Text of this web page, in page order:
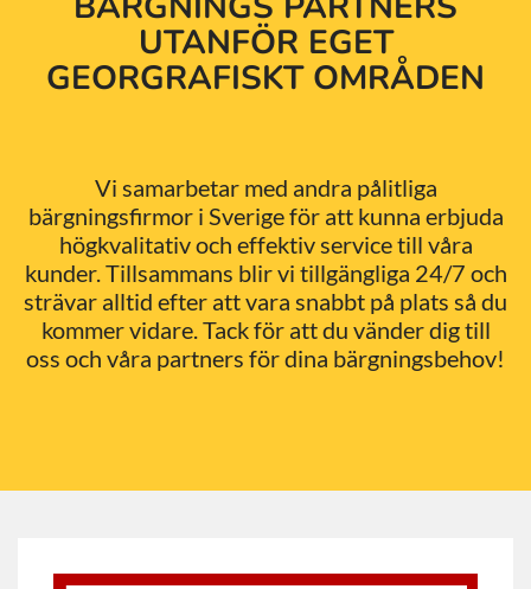
UTANFÖR EGET
GEORGRAFISKT OMRÅDEN
Vi samarbetar med andra pålitliga
bärgningsfirmor i Sverige för att kunna erbjuda
högkvalitativ och effektiv service till våra
kunder. Tillsammans blir vi tillgängliga 24/7 och
strävar alltid efter att vara snabbt på plats så du
kommer vidare. Tack för att du vänder dig till
oss och våra partners för dina bärgningsbehov!